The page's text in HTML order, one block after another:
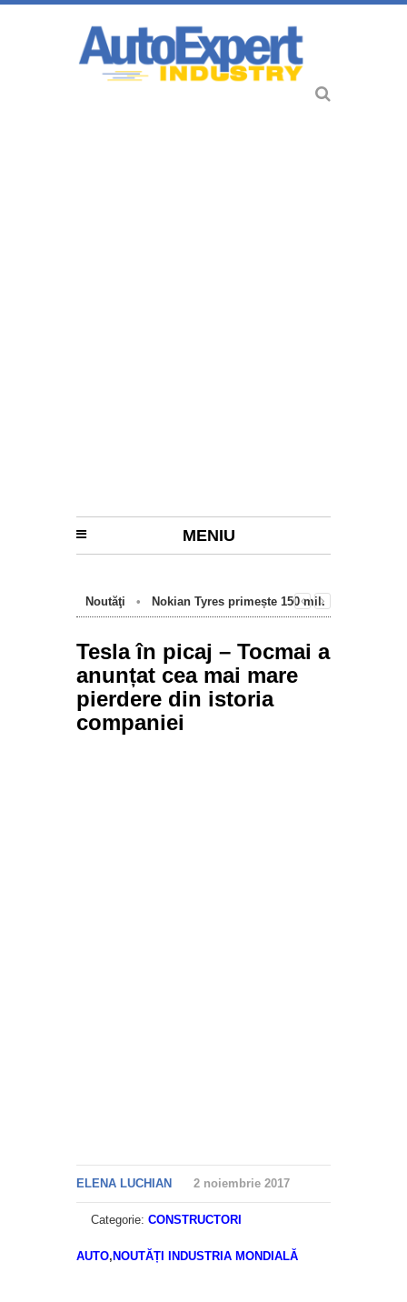
MENIU
Noutăţi •
Nokian Tyres primește 150 mil.
cu emisii zero de la Oradea
Tesla în picaj – Tocmai a
anunțat cea mai mare
pierdere din istoria
companiei
ELENA LUCHIAN 2 noiembrie 2017
Categorie: CONSTRUCTORI
AUTO, NOUTĂȚI INDUSTRIA MONDIALĂ